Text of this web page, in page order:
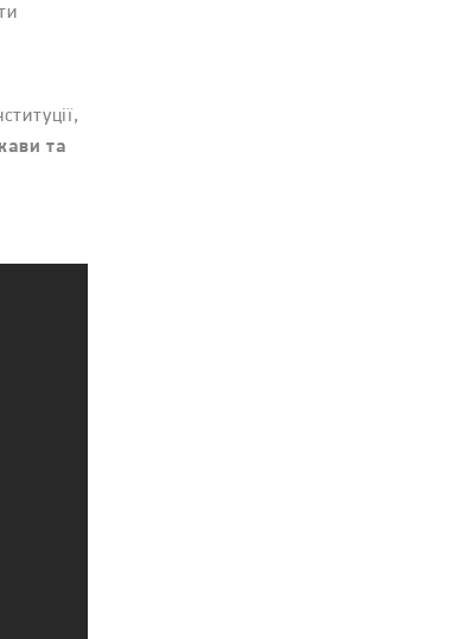
та